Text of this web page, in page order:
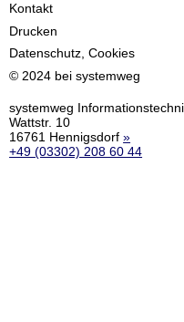
Kontakt
Drucken
Datenschutz, Cookies
© 2024 bei systemweg
systemweg
Wattstr. 10
16761 Hennigsdorf»
+49 (03302) 208 60 44